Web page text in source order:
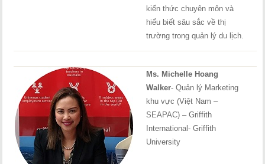
kiến thức chuyên môn và
hiểu biết sâu sắc về thị
trường trong quản lý du lịch.
Ms. Michelle Hoang
Walker- Quản lý Marketing
khu vực (Việt Nam –
SEAPAC) – Griffith
International- Griffith
University